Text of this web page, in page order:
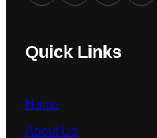
Quick Links
Home
About Us